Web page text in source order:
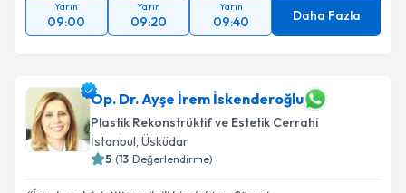
Yarın
09:00
Yarın
09:20
Yarın
09:40 Daha Fazla
Op. Dr. Ayşe İrem İskenderoğlu
Plastik Rekonstrüktif ve Estetik Cerrahi
İstanbul, Üsküdar
5 (13 Değerlendirme)